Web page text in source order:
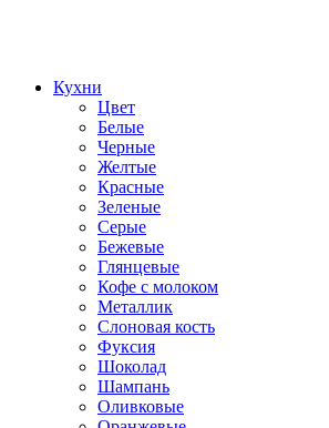
Кухни
Цвет
Белые
Черные
Желтые
Красные
Зеленые
Серые
Бежевые
Глянцевые
Кофе с молоком
Металлик
Слоновая кость
Фуксия
Шоколад
Шампань
Оливковые